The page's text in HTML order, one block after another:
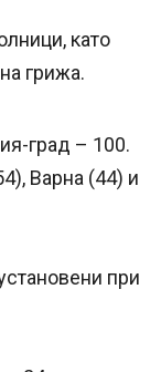
като
грижа.
град – 100.
Варна (44) и
при